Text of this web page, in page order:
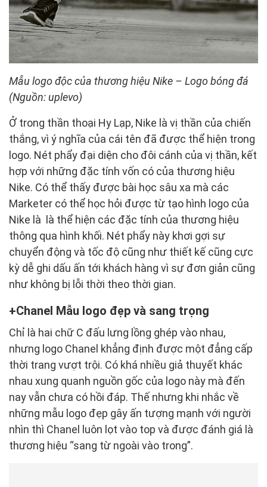
Mẫu logo độc của thương hiệu Nike – Logo bóng đá
(Nguồn: uplevo)
Ở trong thần thoại Hy Lạp, Nike là vị thần của chiến
thắng, vì ý nghĩa của cái tên đã được thể hiện trong
logo. Nét phẩy đại diện cho đôi cánh của vị thần, kết
hợp với những đặc tính vốn có của thương hiệu
Nike. Có thể thấy được bài học sâu xa mà các
Marketer có thể học hỏi được từ tạo hình logo của
Nike là là thể hiện các đặc tính của thương hiệu
thông qua hình khối. Nét phẩy này khơi gợi sự
chuyển động và tốc độ cũng như thiết kế cũng cực
kỳ dễ ghi dấu ấn tới khách hàng vì sự đơn giản cũng
như không bị lỗi thời theo thời gian.
Chanel Mẫu logo đẹp và sang trọng
Chỉ là hai chữ C đấu lưng lồng ghép vào nhau,
nhưng logo Chanel khẳng định được một đẳng cấp
thời trang vượt trội. Có khá nhiều giả thuyết khác
nhau xung quanh nguồn gốc của logo này mà đến
nay vẫn chưa có hồi đáp. Thế nhưng khi nhắc về
những mẫu logo đẹp gây ấn tượng mạnh với người
nhìn thì Chanel luôn lọt vào top và được đánh giá là
thương hiệu “sang từ ngoài vào trong”.